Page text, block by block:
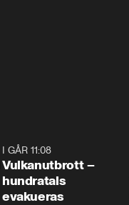
I GÅR 11:08
Vulkanutbrott –
hundratals
evakueras